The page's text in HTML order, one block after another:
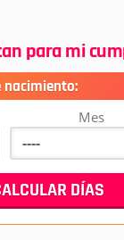
para mi
Mes